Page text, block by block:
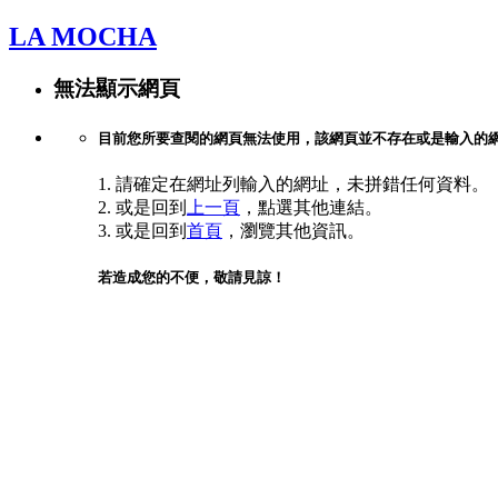
LA MOCHA
無法顯示網頁
目前您所要查閱的網頁無法使用，該網頁並不存在或是輸入的
1. 請確定在網址列輸入的網址，未拼錯任何資料。
2. 或是回到
上一頁 ，點選其他連結。
3. 或是回到 首頁 ，瀏覽其他資訊。
若造成您的不便，敬請見諒！